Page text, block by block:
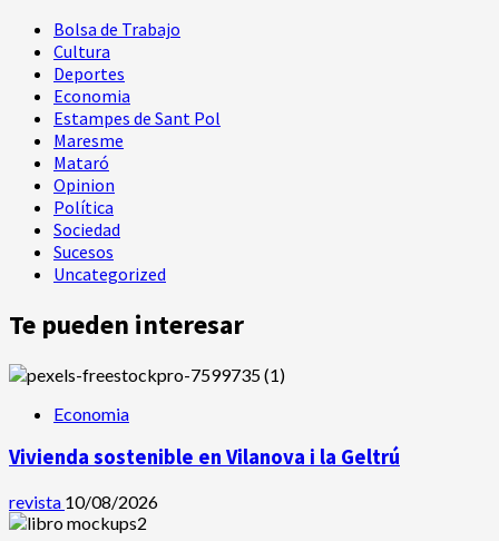
Bolsa de Trabajo
Cultura
Deportes
Economia
Estampes de Sant Pol
Maresme
Mataró
Opinion
Política
Sociedad
Sucesos
Uncategorized
Te pueden interesar
Economia
Vivienda sostenible en Vilanova i la Geltrú
revista 10/08/2026